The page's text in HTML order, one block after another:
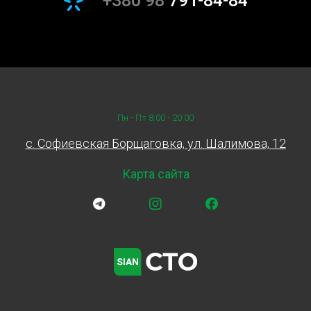
автомобиля.
Наши клиенты ценят нас за профессиональный подход,
предоставляем гарантию на все проделанные работы.
Замена воздушного фильтра на СТО Sian – это быстро,
надежно и выгодно.
Процесс замены воздушного
фильтра
нескольких шагов:
Пн - Пт 8:00 - 20:00
c. Софиевская Борщаговка, ул. Шалимова, 12
Карта сайта